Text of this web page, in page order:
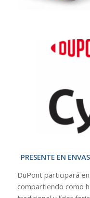
PRESENTE EN
DuPont participará
compartiendo como